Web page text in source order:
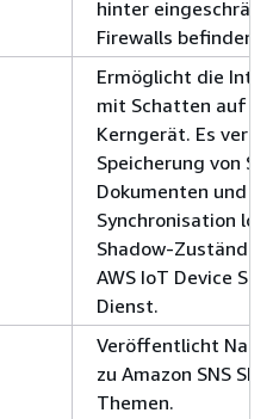
hinter
Firewalls befinden.
Ermöglicht die
mit Schatten auf
Kerngerät. Es
Speicherung von
Dokumenten und
Synchronisation
Shadow-Zustände
AWS IoT Device
Dienst.
Veröffentlicht
zu Amazon SNS
Themen.